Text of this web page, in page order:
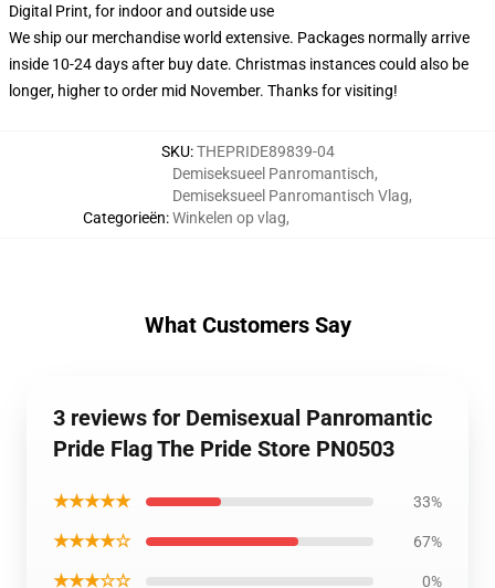
Digital Print, for indoor and outside use
We ship our merchandise world extensive. Packages normally arrive
inside 10-24 days after buy date. Christmas instances could also be
longer, higher to order mid November. Thanks for visiting!
SKU:THEPRIDE89839-04
Categorieën:
Demiseksueel Panromantisch,
Demiseksueel Panromantisch Vlag,
Winkelen op vlag,
What Customers Say
3 reviews for Demisexual Panromantic
Pride Flag The Pride Store PN0503
★★★★★ 33%
★★★★☆ 67%
★★★☆☆ 0%